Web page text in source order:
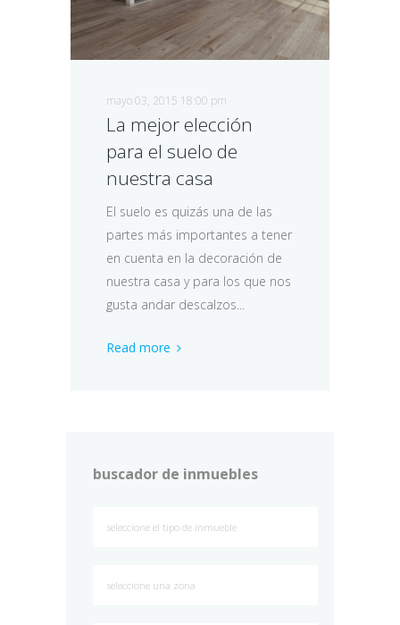
mayo 03, 2015 18:00 pm
La mejor elección
para el suelo de
nuestra casa
El suelo es quizás una de las
partes más importantes a tener
en cuenta en la decoración de
nuestra casa y para los que nos
gusta andar descalzos...
Read more
buscador de inmuebles